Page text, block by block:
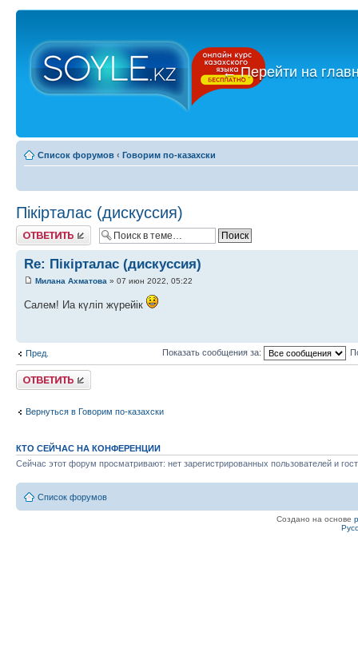
←Перейти на
Список форумов ‹ Говорим по-казахски
Пікірталас (дискуссия)
Ответить
Re: Пікірталас (дискуссия)
Милана Ахматова » 07 июн 2022, 05:22
Салем! Иа күліп жүрейік
Пред. Показать сообщения за:
Ответить
Вернуться в Говорим по-казахски
КТО СЕЙЧАС НА КОНФЕРЕНЦИИ
Сейчас этот форум просматривают: нет зарегистрированных пользователей и
Список форумов
Создано на основе